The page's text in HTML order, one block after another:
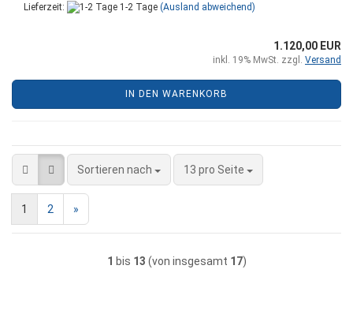
Lieferzeit: 1-2 Tage (Ausland abweichend)
1.120,00 EUR
inkl. 19% MwSt. zzgl. Versand
IN DEN WARENKORB
Sortieren nach
Sortieren nach 13 pro Seite
pro Seite
1 2 »
1 bis 13 (von insgesamt 17)